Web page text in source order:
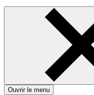
Ouvrir le menu